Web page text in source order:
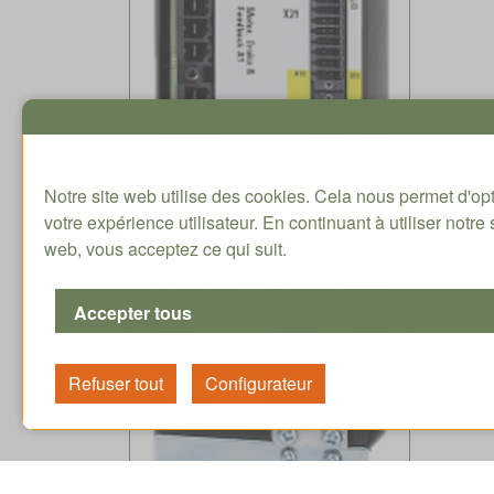
Notre site web utilise des cookies. Cela nous permet
votre expérience utilisateur. En continuant à utiliser notre
web, vous acceptez ce qui suit.